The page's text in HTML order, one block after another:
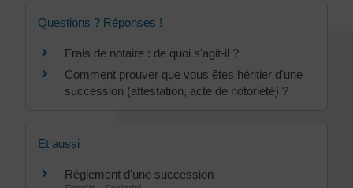
Questions ? Réponses !
Frais de notaire : de quoi s'agit-il ?
Comment prouver que vous êtes héritier d'une
succession (attestation, acte de notoriété) ?
Et aussi
Règlement d'une succession